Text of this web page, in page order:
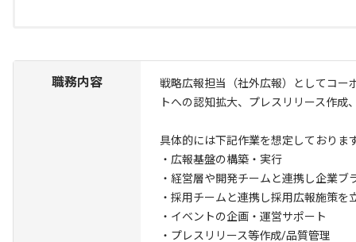
職務内容
戦略広報担当（社外広報）としてコー
トへの認知拡大、プレスリリース作
具体的には下記作業を想定しておりま
・広報基盤の構築・実行
・経営層や開発チームと連携し企業
・採用チームと連携し採用広報施策を
・イベントの企画・運営サポート
・プレスリリース等作成/品質管理